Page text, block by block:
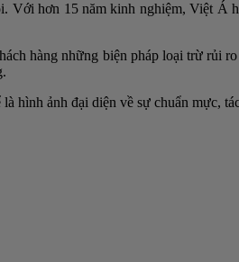
hơn 15 năm kinh nghiệm, Việt Á
hàng những biện pháp loại trừ rủi
hình ảnh đại diện về sự chuẩn mực,